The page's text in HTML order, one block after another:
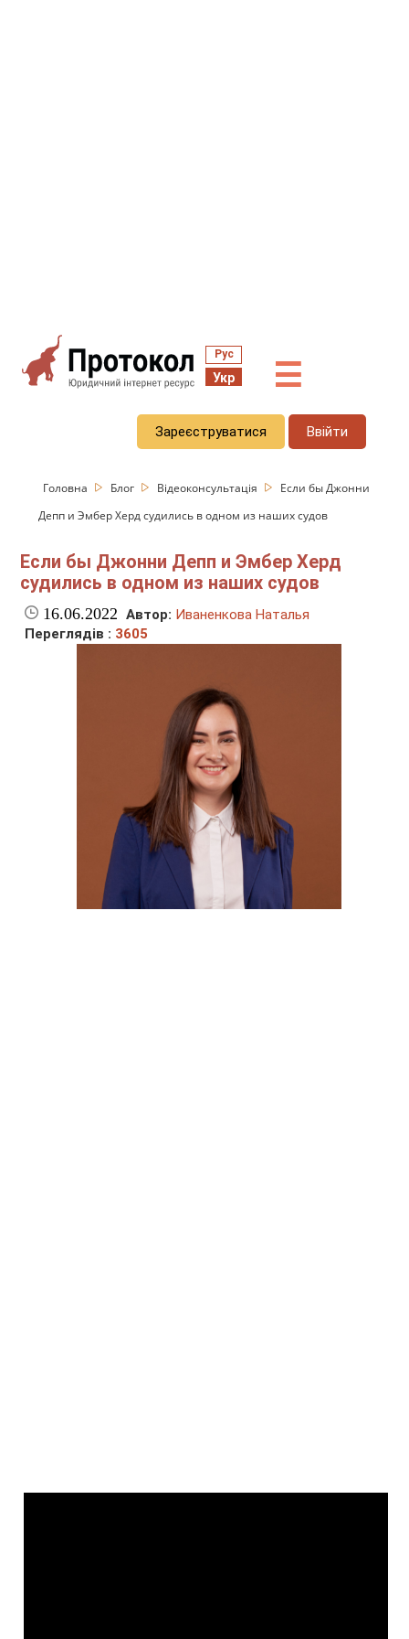
Рус
Укр ☰
Зареєструватися Ввійти
Головна Блог Відеоконсультація
Если бы Джонни
Депп и Эмбер Херд судились в одном из наших судов
Если бы Джонни Депп и Эмбер Херд
судились в одном из наших судов
16.06.2022 Автор: Иваненкова Наталья
Переглядів : 3605